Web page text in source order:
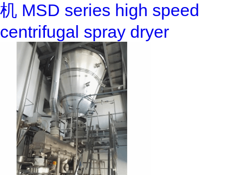
机 MSD series high speed
centrifugal spray dryer